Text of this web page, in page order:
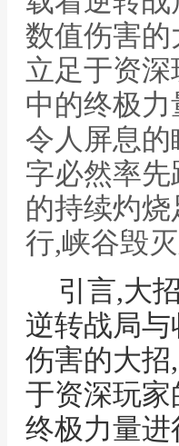
数值伤害
立足于资
中的终极
令人屏息
字必然率
的持续灼
行,峡谷毁
引言,大
逆转战局
伤害的大
于资深玩
终极力量进